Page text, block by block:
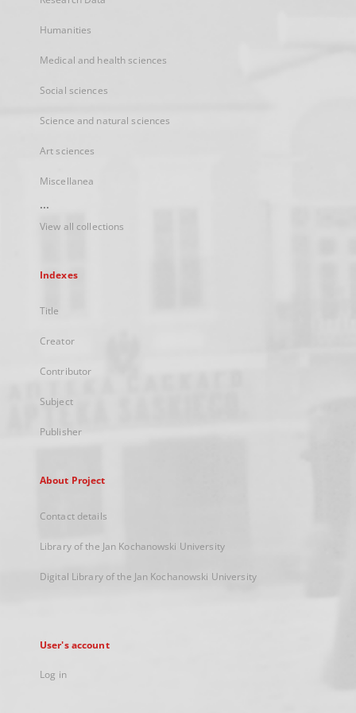
Humanities
Medical and health sciences
Social sciences
Science and natural sciences
Art sciences
Miscellanea
...
View all collections
Indexes
Title
Creator
Contributor
Subject
Publisher
About Project
Contact details
Library of the Jan Kochanowski University
Digital Library of the Jan Kochanowski University
User's account
Log in